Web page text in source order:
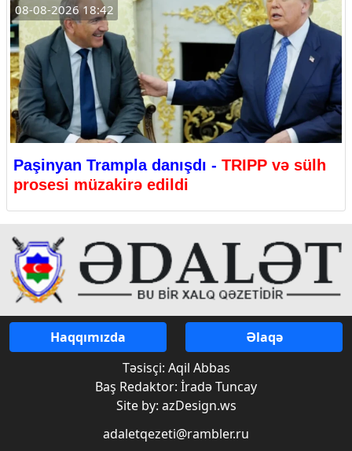
08-08-2026 18:42
Paşinyan Trampla danışdı - TRIPP və sülh
prosesi müzakirə edildi
Haqqımızda
Əlaqə
Təsisçi: Aqil Abbas
Baş Redaktor: İradə Tuncay
Site by: azDesign.ws
adaletqezeti@rambler.ru